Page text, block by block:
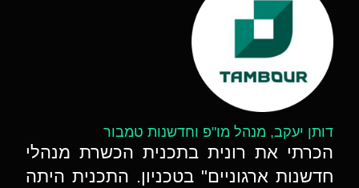
דותן יעקב, מנהל מו"פ וחדשנות טמבור
הכרתי את רונית בתכנית הכשרת מנהלי
חדשנות ארגוניים" בטכניון. התכנית היתה